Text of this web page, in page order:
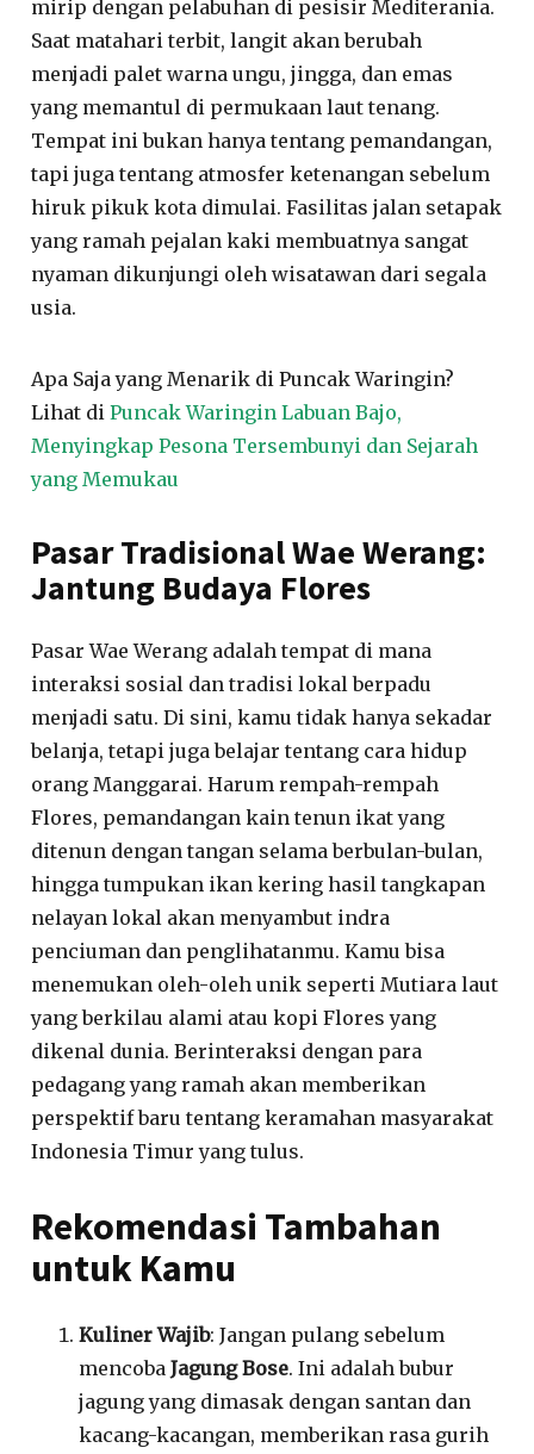
mirip dengan pelabuhan di pesisir Mediterania.
Saat matahari terbit, langit akan berubah
menjadi palet warna ungu, jingga, dan emas
yang memantul di permukaan laut tenang.
Tempat ini bukan hanya tentang pemandangan,
tapi juga tentang atmosfer ketenangan sebelum
hiruk pikuk kota dimulai. Fasilitas jalan setapak
yang ramah pejalan kaki membuatnya sangat
nyaman dikunjungi oleh wisatawan dari segala
usia.
Apa Saja yang Menarik di Puncak Waringin?
Lihat diPuncak Waringin Labuan Bajo,
Menyingkap Pesona Tersembunyi dan Sejarah
yang Memukau
Pasar Tradisional Wae Werang:
Jantung Budaya Flores
Pasar Wae Werang adalah tempat di mana
interaksi sosial dan tradisi lokal berpadu
menjadi satu. Di sini, kamu tidak hanya sekadar
belanja, tetapi juga belajar tentang cara hidup
orang Manggarai. Harum rempah-rempah
Flores, pemandangan kain tenun ikat yang
ditenun dengan tangan selama berbulan-bulan,
hingga tumpukan ikan kering hasil tangkapan
nelayan lokal akan menyambut indra
penciuman dan penglihatanmu. Kamu bisa
menemukan oleh-oleh unik seperti Mutiara laut
yang berkilau alami atau kopi Flores yang
dikenal dunia. Berinteraksi dengan para
pedagang yang ramah akan memberikan
perspektif baru tentang keramahan masyarakat
Indonesia Timur yang tulus.
Rekomendasi Tambahan
untuk Kamu
Kuliner Wajib: Jangan pulang sebelum
mencobaJagung Bose. Ini adalah bubur
jagung yang dimasak dengan santan dan
kacang-kacangan, memberikan rasa gurih